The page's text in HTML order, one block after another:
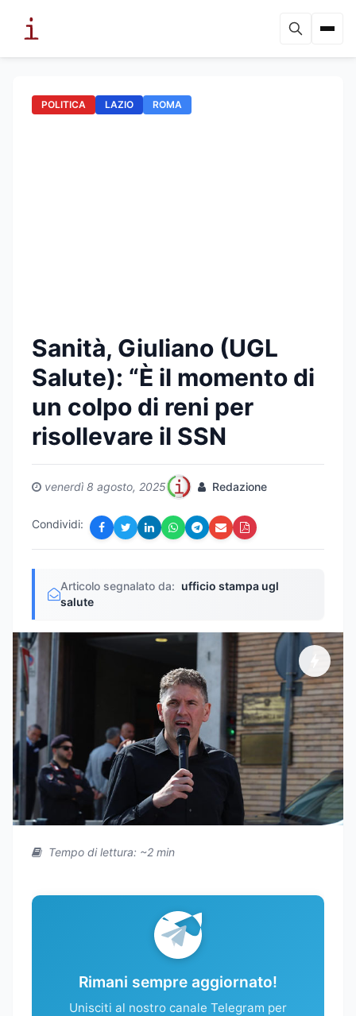
POLITICA LAZIO ROMA
Sanità, Giuliano (UGL
Salute): “È il momento di
un colpo di reni per
risollevare il SSN
venerdì 8 agosto, 2025 Redazione
Condividi:
Articolo segnalato da: ufficio stampa ugl
salute
Tempo di lettura: ~2 min
Rimani sempre aggiornato!
Unisciti al nostro canale Telegram per